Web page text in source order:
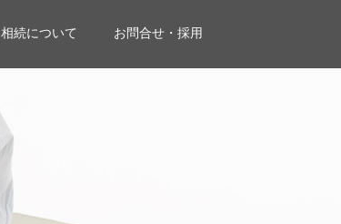
相続について お問合せ・採用